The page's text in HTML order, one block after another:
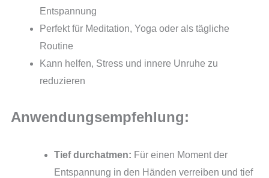
Entspannung
Perfekt für Meditation, Yoga oder als tägliche
Routine
Kann helfen, Stress und innere Unruhe zu
reduzieren
Anwendungsempfehlung:
Tief durchatmen: Für einen Moment der
Entspannung in den Händen verreiben und tief